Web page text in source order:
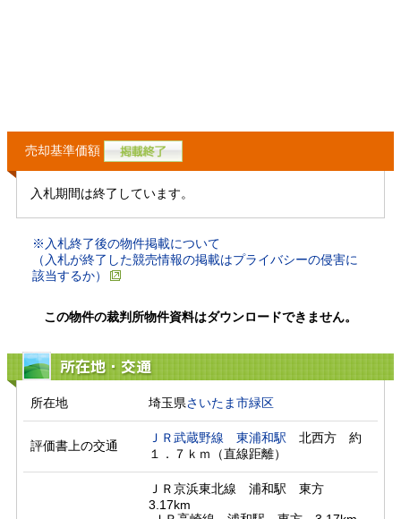
売却基準価額
入札期間は終了しています。
※入札終了後の物件掲載について
（入札が終了した競売情報の掲載はプライバシーの侵害に
該当するか）
この物件の裁判所物件資料はダウンロードできません。
所在地・交通
所在地 埼玉県さいたま市緑区
評価書上の交通
ＪＲ武蔵野線 東浦和駅 北西方　約
１．７ｋｍ（直線距離）
ＪＲ京浜東北線　浦和駅　東方
3.17km